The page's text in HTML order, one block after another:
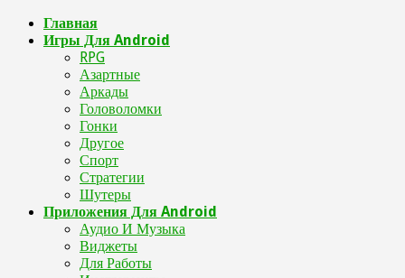
Главная
Игры Для Android
RPG
Азартные
Аркады
Головоломки
Гонки
Другое
Спорт
Стратегии
Шутеры
Приложения Для Android
Аудио И Музыка
Виджеты
Для Работы